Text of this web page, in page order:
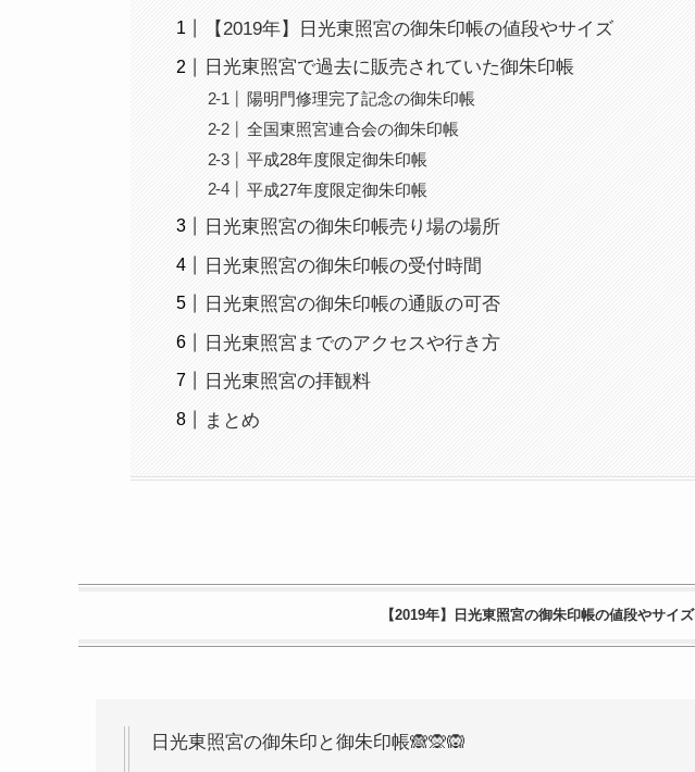
【2019年】日光東照宮の御朱印帳の値段やサイズ
日光東照宮で過去に販売されていた御朱印帳
陽明門修理完了記念の御朱印帳
全国東照宮連合会の御朱印帳
平成28年度限定御朱印帳
平成27年度限定御朱印帳
日光東照宮の御朱印帳売り場の場所
日光東照宮の御朱印帳の受付時間
日光東照宮の御朱印帳の通販の可否
日光東照宮までのアクセスや行き方
日光東照宮の拝観料
まとめ
【2019年】日光東照宮の御朱印帳の値段やサイズ
日光東照宮の御朱印と御朱印帳🙈🙊🙉